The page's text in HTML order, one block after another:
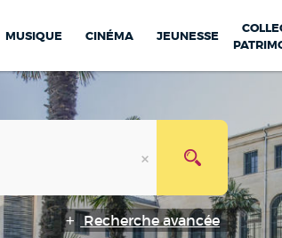
MUSIQUE CINÉMA JEUNESSE
Recherche avancée